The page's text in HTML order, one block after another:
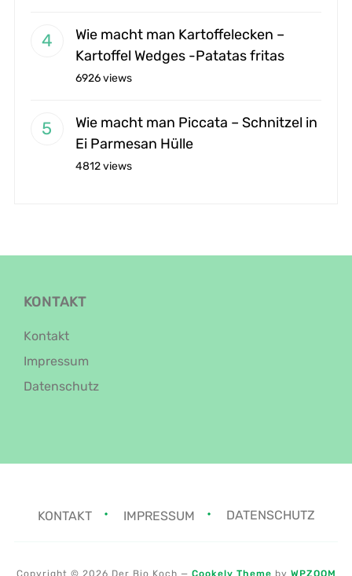
Wie macht man Kartoffelecken –
Kartoffel Wedges -Patatas fritas
6926 views
Wie macht man Piccata – Schnitzel in
Ei Parmesan Hülle
4812 views
KONTAKT
Kontakt
Impressum
Datenschutz
KONTAKT IMPRESSUM DATENSCHUTZ